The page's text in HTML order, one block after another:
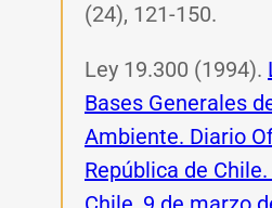
(24), 121-150.
Ley 19.300 (1994).
Bases Generales
Ambiente. Diario
República de